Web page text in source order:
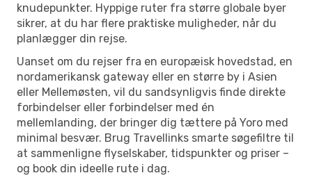
knudepunkter. Hyppige ruter fra større globale byer
sikrer, at du har flere praktiske muligheder, når du
planlægger din rejse.
Uanset om du rejser fra en europæisk hovedstad, en
nordamerikansk gateway eller en større by i Asien
eller Mellemøsten, vil du sandsynligvis finde direkte
forbindelser eller forbindelser med én
mellemlanding, der bringer dig tættere på Yoro med
minimal besvær. Brug Travellinks smarte søgefiltre til
at sammenligne flyselskaber, tidspunkter og priser –
og book din ideelle rute i dag.